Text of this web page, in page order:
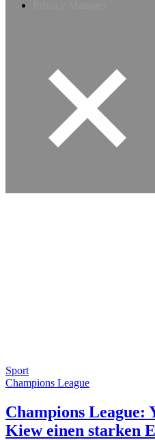
Sport
Champions League
Champions League:
Kiew einen starken